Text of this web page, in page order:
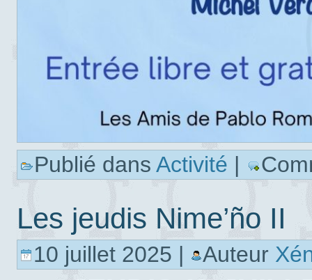
Publié dans Activité |
Les jeudis Nime’ño II
10 juillet 2025 | Auteur